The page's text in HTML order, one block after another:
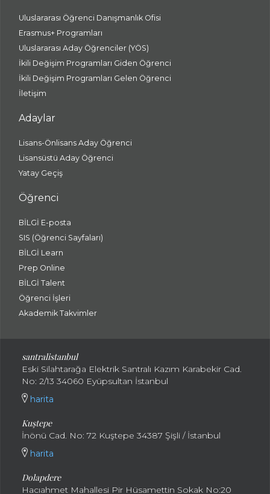
Uluslararası Öğrenci Danışmanlık Ofisi
Erasmus+ Programları
Uluslararası Aday Öğrenciler (YÖS)
İkili Değişim Programları Giden Öğrenci
İkili Değişim Programları Gelen Öğrenci
İletişim
Adaylar
Lisans-Önlisans Aday Öğrenci
Lisansüstü Aday Öğrenci
Yatay Geçiş
Öğrenci
BİLGİ E-posta
SIS (Öğrenci Sayfaları)
BİLGİ Learn
Prep Online
BİLGİ Talent
Öğrenci İşleri
Akademik Takvimler
santralistanbul
Eski Silahtarağa Elektrik Santralı Kazım Karabekir Cad.
No: 2/13 34060 Eyüpsultan İstanbul
harita
Kuştepe
İnönü Cad. No: 72 Kuştepe 34387 Şişli / İstanbul
harita
Dolapdere
Hacıahmet Mahallesi Pir Hüsamettin Sokak No:20